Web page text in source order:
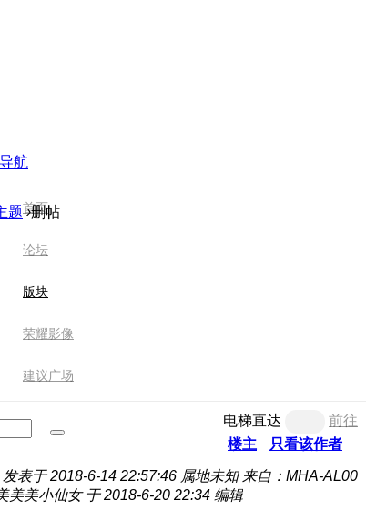
航
首页
论坛
版块
荣耀影像
建议广场
题 ›删帖
电梯直达
前往
楼主
只看该作者
发表于 2018-6-14 22:57:46 属地未知 来自：MHA-AL00
美美小仙女 于 2018-6-20 22:34 编辑